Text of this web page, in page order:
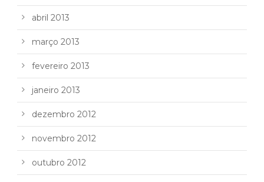
abril 2013
março 2013
fevereiro 2013
janeiro 2013
dezembro 2012
novembro 2012
outubro 2012